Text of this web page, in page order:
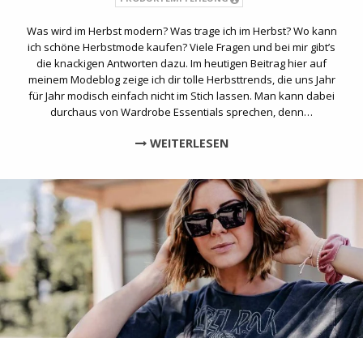
Was wird im Herbst modern? Was trage ich im Herbst? Wo kann
ich schöne Herbstmode kaufen? Viele Fragen und bei mir gibt’s
die knackigen Antworten dazu. Im heutigen Beitrag hier auf
meinem Modeblog zeige ich dir tolle Herbsttrends, die uns Jahr
für Jahr modisch einfach nicht im Stich lassen. Man kann dabei
durchaus von Wardrobe Essentials sprechen, denn…
WEITERLESEN